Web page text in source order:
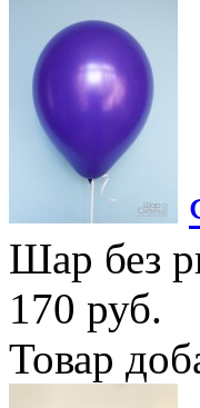
Шар без
170 руб.
Товар